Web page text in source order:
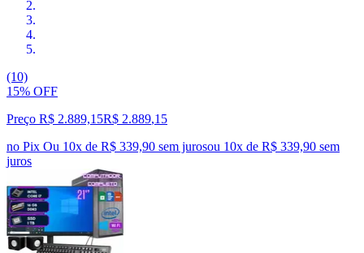
(10)
15% OFF
Preço R$ 2.889,15R$ 2.889,15
no Pix Ou 10x de R$ 339,90 sem jurosou 10x de R$ 339,90 sem
juros